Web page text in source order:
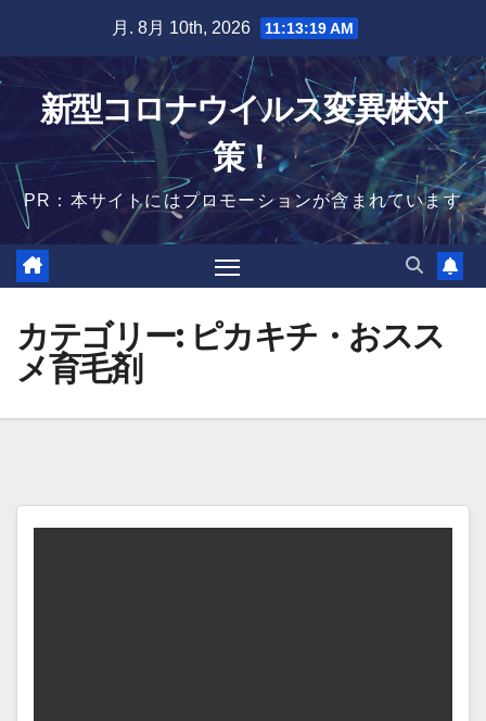
content
月. 8月 10th, 2026 11:13:20 AM
新型コロナウイルス変異株対
策！
PR：本サイトにはプロモーションが含まれています
カテゴリー: ピカキチ・おスス
メ育毛剤